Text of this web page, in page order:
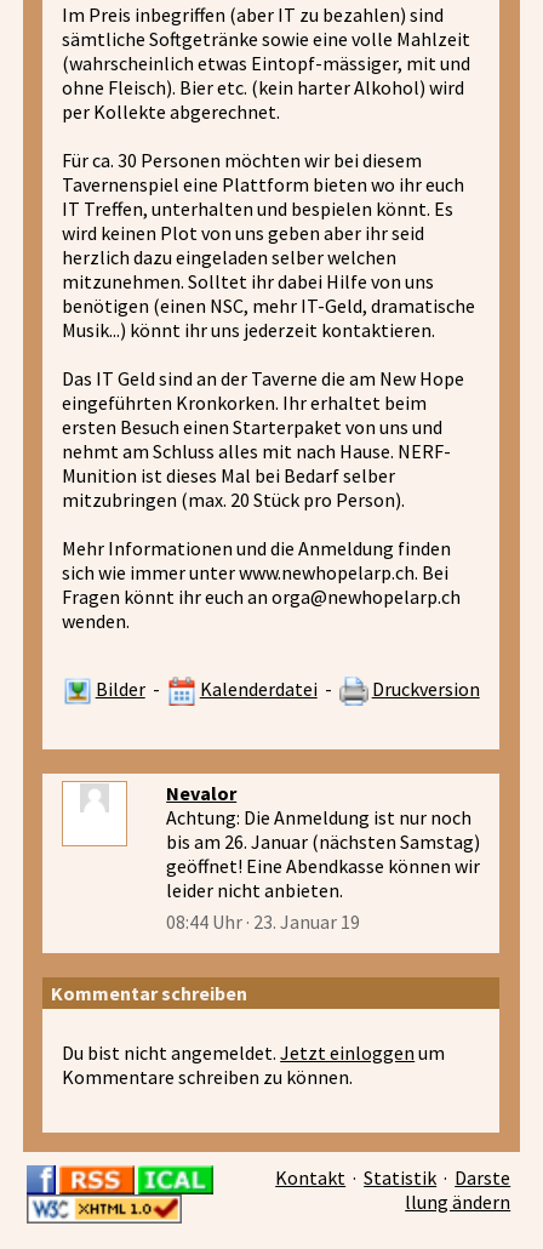
Im Preis inbegriffen (aber IT zu bezahlen) sind
sämtliche Softgetränke sowie eine volle Mahlzeit
(wahrscheinlich etwas Eintopf-mässiger, mit und
ohne Fleisch). Bier etc. (kein harter Alkohol) wird
per Kollekte abgerechnet.
Für ca. 30 Personen möchten wir bei diesem
Tavernenspiel eine Plattform bieten wo ihr euch
IT Treffen, unterhalten und bespielen könnt. Es
wird keinen Plot von uns geben aber ihr seid
herzlich dazu eingeladen selber welchen
mitzunehmen. Solltet ihr dabei Hilfe von uns
benötigen (einen NSC, mehr IT-Geld, dramatische
Musik...) könnt ihr uns jederzeit kontaktieren.
Das IT Geld sind an der Taverne die am New Hope
eingeführten Kronkorken. Ihr erhaltet beim
ersten Besuch einen Starterpaket von uns und
nehmt am Schluss alles mit nach Hause. NERF-
Munition ist dieses Mal bei Bedarf selber
mitzubringen (max. 20 Stück pro Person).
Mehr Informationen und die Anmeldung finden
sich wie immer unter www.newhopelarp.ch. Bei
Fragen könnt ihr euch an orga@newhopelarp.ch
wenden.
Bilder- Kalenderdatei- Druckversion
Nevalor
Achtung: Die Anmeldung ist nur noch
bis am 26. Januar (nächsten Samstag)
geöffnet! Eine Abendkasse können wir
leider nicht anbieten.
08:44 Uhr · 23. Januar 19
Kommentar schreiben
Du bist nicht angemeldet.Jetzt einloggen um
Kommentare schreiben zu können.
Kontakt ·Statistik · Darste
llung ändern